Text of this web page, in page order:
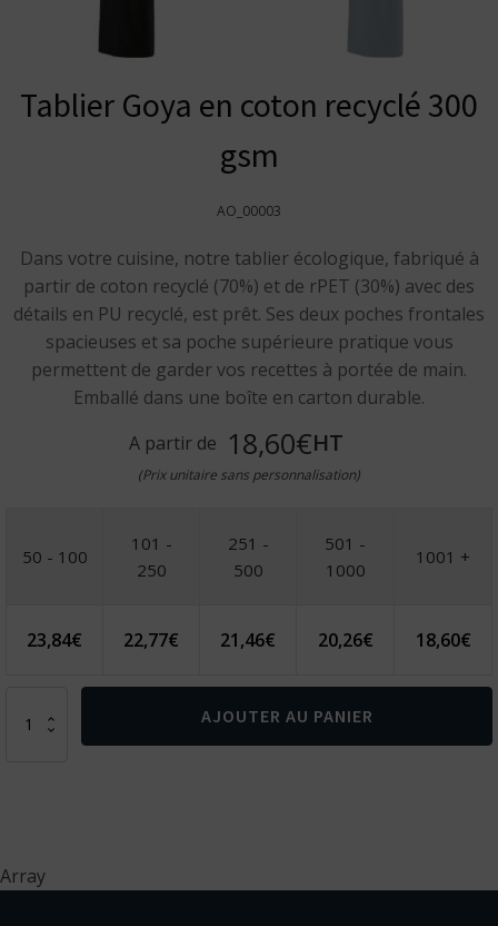
Tablier Goya en coton recyclé 300
gsm
AO_00003
Dans votre cuisine, notre tablier écologique, fabriqué à
partir de coton recyclé (70%) et de rPET (30%) avec des
détails en PU recyclé, est prêt. Ses deux poches frontales
spacieuses et sa poche supérieure pratique vous
permettent de garder vos recettes à portée de main.
Emballé dans une boîte en carton durable.
A partir de 18,60€HT
(Prix unitaire sans personnalisation)
50 - 100
101 -
250
251 -
500
501 -
1000
1001 +
23,84€ 22,77€ 21,46€ 20,26€ 18,60€
gsm
AJOUTER AU PANIER
Array